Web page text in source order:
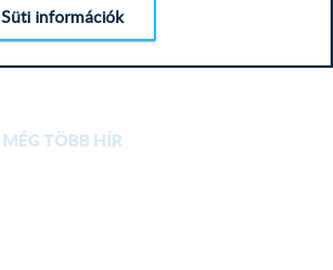
MÉG TÖBB HÍR
Süti információk